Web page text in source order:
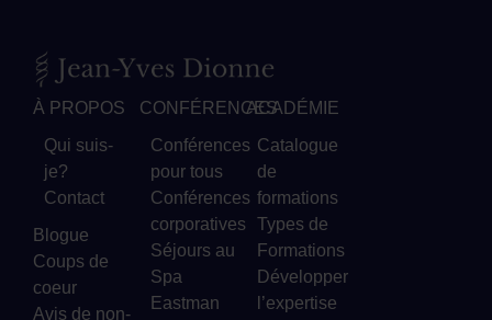
À PROPOS
Qui suis-
je?
Contact
Blogue
Coups de
coeur
Avis de non-
CONFÉRENCES
Conférences
pour tous
Conférences
corporatives
Séjours au
Spa
Eastman
ACADÉMIE
Catalogue
de
formations
Types de
Formations
Développer
l’expertise